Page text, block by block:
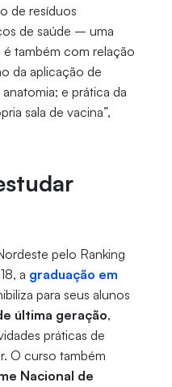
de resíduos
de saúde – uma
também com relação
da aplicação de
e prática da
sala de vacina”,
pelo Ranking
a graduação em
para seus alunos
última geração,
práticas de
O curso também
Nacional de